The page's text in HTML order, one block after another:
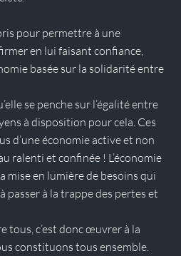
pour permettre à une
en lui faisant confiance,
basée sur la solidarité entre
se penche sur l’égalité entre
à disposition pour cela. Ces
d’une économie active et non
ralenti et confinée ! L’économie
mise en lumière de besoins qui
passer à la trappe des pertes et
tous, c’est donc œuvrer à la
constituons tous ensemble.